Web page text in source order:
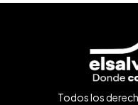
Todos los